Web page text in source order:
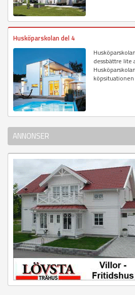
Husköparskolan del 4
dessbättre lite
köpsituationen
ANNONSER